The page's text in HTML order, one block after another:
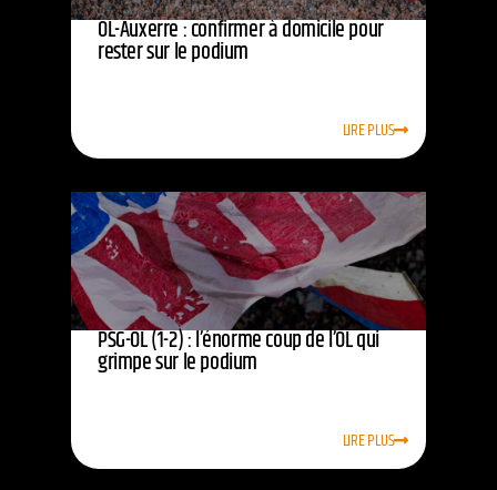
OL-Auxerre : confirmer à domicile pour
rester sur le podium
LIRE PLUS
PSG-OL (1-2) : l’énorme coup de l’OL qui
grimpe sur le podium
LIRE PLUS